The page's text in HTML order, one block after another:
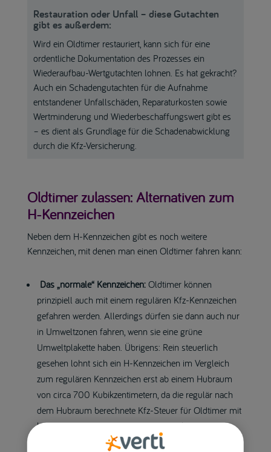
Restauration oder Unfall – diese Gutachten
gibt es außerdem:
Wird ein Oldtimer restauriert, kann sich für eine
ordentliche Dokumentation des Prozesses ein
Wiederaufbau-Wertgutachten lohnen. Es hat gekracht?
Auch ein Schadengutachten für die Aufnahme
entstandener Unfallschäden, Reparaturkosten sowie
Wertminderung und Wiederbeschaffungswert gibt es
– es dient als Grundlage für die Schadenabwicklung
durch die Kfz-Versicherung.
Oldtimer zulassen: Alternativen zum
H-Kennzeichen
Neben dem H-Kennzeichen gibt es noch weitere
Kennzeichen, mit denen man einen Oldtimer fahren kann:
Das „normale“ Kennzeichen:Oldtimer können
prinzipiell auch mit einem regulären Kfz-Kennzeichen
gefahren werden. Allerdings dürfen sie dann auch nur
in Umweltzonen fahren, wenn sie eine grüne
Umweltplakette haben. Übrigens: Rein steuerlich
gesehen lohnt sich ein H-Kennzeichen im Vergleich
zum regulären Kennzeichen erst ab einem Hubraum
von circa 700 Kubikzentimetern, da die regulär nach
dem Hubraum berechnete Kfz-Steuer für Oldtimer mit
kleinem Hubraum günstiger ausfallen kann als die
pauschale „Oldtimer-Steuer“.